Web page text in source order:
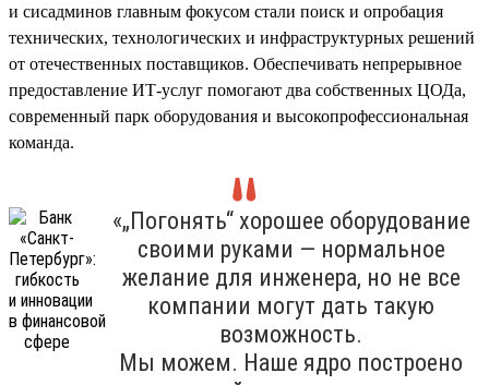
и сисадминов главным фокусом стали поиск и опробация
технических, технологических и инфраструктурных решений
от отечественных поставщиков. Обеспечивать непрерывное
предоставление ИТ-услуг помогают два собственных ЦОДа,
современный парк оборудования и высокопрофессиональная
команда.
«„Погонять“ хорошее оборудование
своими руками — нормальное
желание для инженера, но не все
компании могут дать такую
возможность.
Мы можем. Наше ядро построено